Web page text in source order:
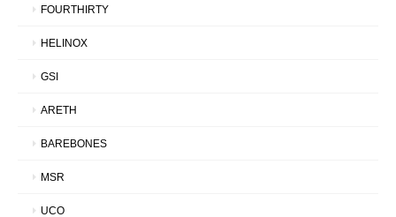
FOURTHIRTY
HELINOX
GSI
ARETH
BAREBONES
MSR
UCO